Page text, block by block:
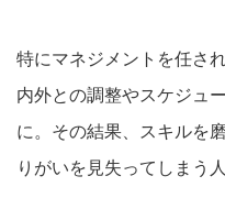
特にマネジメントを任さ
内外との調整やスケジュ
に。その結果、スキルを
りがいを見失ってしまう